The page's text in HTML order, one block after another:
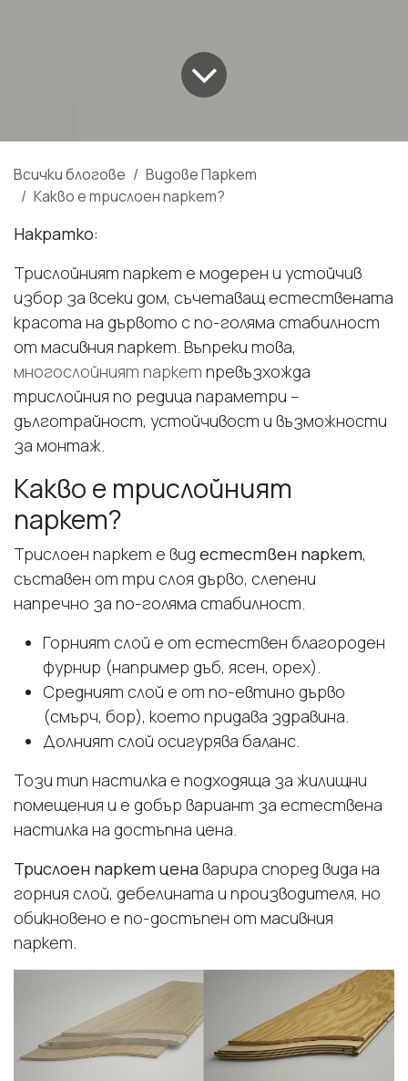
Всички блогове
Видове Паркет
Какво е трислоен паркет?
Накратко:
Трислойният паркет е модерен и устойчив
избор за всеки дом, съчетаващ естествената
красота на дървото с по-голяма стабилност
от масивния паркет. Въпреки това,
многослойният паркет превъзхожда
трислойния по редица параметри –
дълготрайност, устойчивост и възможности
за монтаж.
Какво е трислойният
паркет?
Трислоен паркет е вид естествен паркет,
съставен от три слоя дърво, слепени
напречно за по-голяма стабилност.
Горният слой е от естествен благороден
фурнир (например дъб, ясен, орех).
Средният слой е от по-евтино дърво
(смърч, бор), което придава здравина.
Долният слой осигурява баланс.
Този тип настилка е подходяща за жилищни
помещения и е добър вариант за естествена
настилка на достъпна цена.
Трислоен паркет ценаварира според вида на
горния слой, дебелината и производителя, но
обикновено е по-достъпен от масивния
паркет.